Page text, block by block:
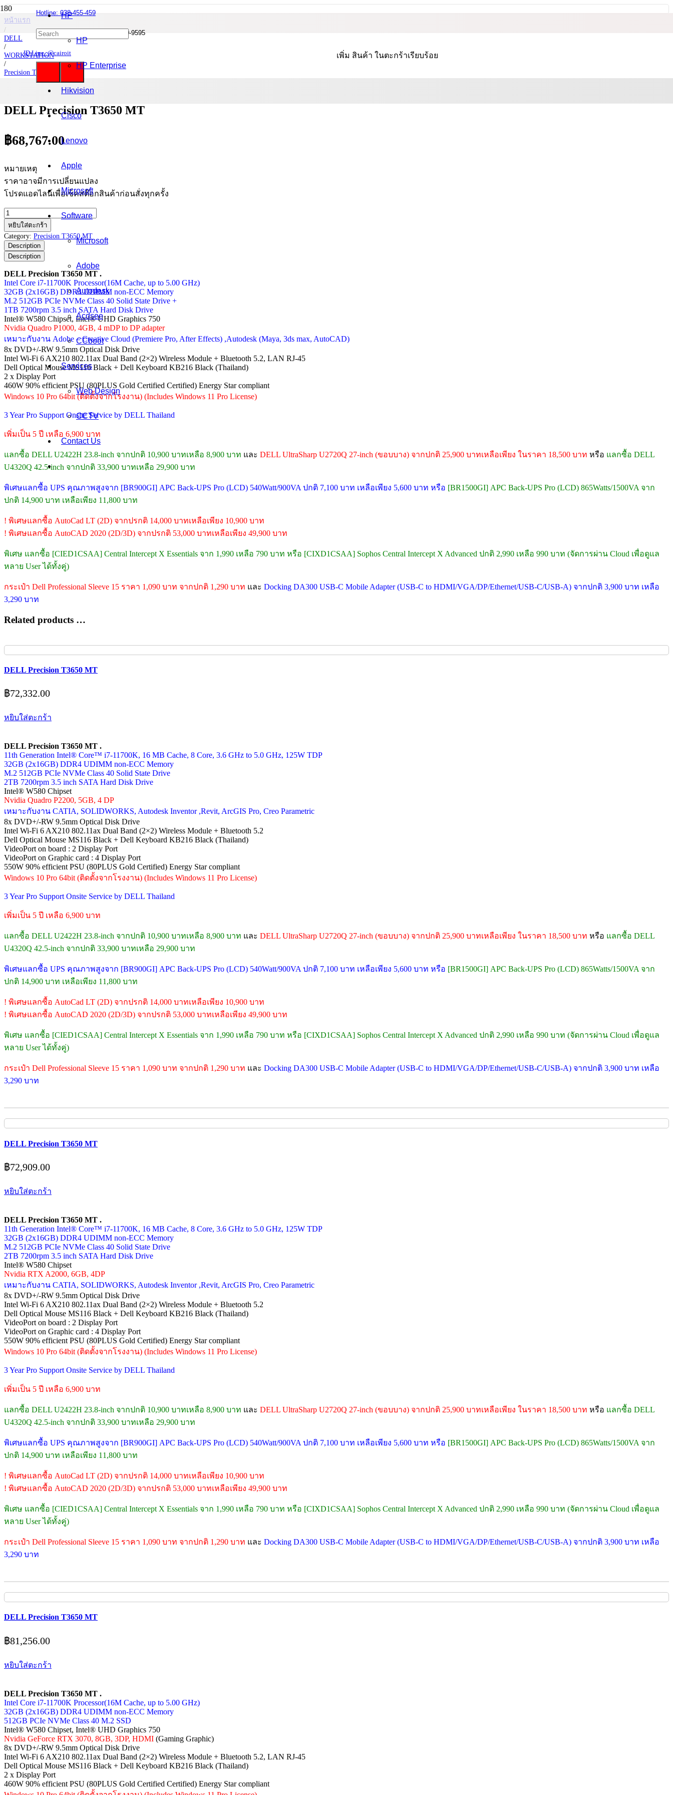
Hotline: 038-455-459
Mobile : 085-0844-555 / 090-980-9595
ID Line :@cairoit เพิ่ม สินค้า ในตะกร้าเรียบร้อย
HP
HP
HP Enterprise
Hikvision
Cisco
Lenovo
Apple
Microsoft
Software
Microsoft
Adobe
Autodesk
Acdsee
CCboot
Services
Web Design
CCTV
Contact Us
หน้าแรก
/
DELL
/
WORKSTATION
/
Precision T3650 MT
DELL Precision T3650 MT
DELL Precision T3650 MT
฿68,767.00
หมายเหตุ
ราคาอาจมีการเปลี่ยนแปลง
โปรดแอดไลน์เพื่อเช็คสต๊อกสินค้าก่อนสั่งทุกครั้ง
จำนวน
DELL
Precision
T3650
MT
ชิ้น
หยิบใส่ตะกร้า
Category: Precision T3650 MT
Description
Description
DELL Precision T3650 MT .
Intel Core i7-11700K Processor(16M Cache, up to 5.00 GHz)
32GB (2x16GB) DDR4 UDIMM non-ECC Memory
M.2 512GB PCIe NVMe Class 40 Solid State Drive +
1TB 7200rpm 3.5 inch SATA Hard Disk Drive
Intel® W580 Chipset, Intel® UHD Graphics 750
Nvidia Quadro P1000, 4GB, 4 mDP to DP adapter
เหมาะกับงาน Adobe – Creative Cloud (Premiere Pro, After Effects) ,Autodesk (Maya, 3ds max, AutoCAD)
8x DVD+/-RW 9.5mm Optical Disk Drive
Intel Wi-Fi 6 AX210 802.11ax Dual Band (2×2) Wireless Module + Bluetooth 5.2, LAN RJ-45
Dell Optical Mouse MS116 Black + Dell Keyboard KB216 Black (Thailand)
2 x Display Port
460W 90% efficient PSU (80PLUS Gold Certified Certified) Energy Star compliant
Windows 10 Pro 64bit (ติดตั้งจากโรงงาน) (Includes Windows 11 Pro License)
3 Year Pro Support Onsite Service by DELL Thailand
เพิ่มเป็น 5 ปี เหลือ 6,900 บาท
แลกซื้อ DELL U2422H 23.8-inch จากปกติ 10,900 บาทเหลือ 8,900 บาท และ DELL UltraSharp U2720Q 27-inch (ขอบบาง) จากปกติ 25,900 บาทเหลือเพียง ในราคา 18,500 บาท หรือ แลกซื้อ DELL
U4320Q 42.5-inch จากปกติ 33,900 บาทเหลือ 29,900 บาท
พิเศษแลกซื้อ UPS คุณภาพสูงจาก [BR900GI] APC Back-UPS Pro (LCD) 540Watt/900VA ปกติ 7,100 บาท เหลือเพียง 5,600 บาท หรือ [BR1500GI] APC Back-UPS Pro (LCD) 865Watts/1500VA จาก
ปกติ 14,900 บาท เหลือเพียง 11,800 บาท
! พิเศษแลกซื้อ AutoCad LT (2D) จากปรกติ 14,000 บาทเหลือเพียง 10,900 บาท
! พิเศษแลกซื้อ AutoCAD 2020 (2D/3D) จากปรกติ 53,000 บาทเหลือเพียง 49,900 บาท
พิเศษ แลกซื้อ [CIED1CSAA] Central Intercept X Essentials จาก 1,990 เหลือ 790 บาท หรือ [CIXD1CSAA] Sophos Central Intercept X Advanced ปกติ 2,990 เหลือ 990 บาท (จัดการผ่าน Cloud เพื่อดูแล
หลาย User ได้ทั้งคู่)
กระเป๋า Dell Professional Sleeve 15 ราคา 1,090 บาท จากปกติ 1,290 บาท และ Docking DA300 USB-C Mobile Adapter (USB-C to HDMI/VGA/DP/Ethernet/USB-C/USB-A) จากปกติ 3,900 บาท เหลือ
3,290 บาท
Related products …
DELL Precision T3650 MT
฿72,332.00
หยิบใส่ตะกร้า
DELL Precision T3650 MT .
11th Generation Intel® Core™ i7-11700K, 16 MB Cache, 8 Core, 3.6 GHz to 5.0 GHz, 125W TDP
32GB (2x16GB) DDR4 UDIMM non-ECC Memory
M.2 512GB PCIe NVMe Class 40 Solid State Drive
2TB 7200rpm 3.5 inch SATA Hard Disk Drive
Intel® W580 Chipset
Nvidia Quadro P2200, 5GB, 4 DP
เหมาะกับงาน CATIA, SOLIDWORKS, Autodesk Inventor ,Revit, ArcGIS Pro, Creo Parametric
8x DVD+/-RW 9.5mm Optical Disk Drive
Intel Wi-Fi 6 AX210 802.11ax Dual Band (2×2) Wireless Module + Bluetooth 5.2
Dell Optical Mouse MS116 Black + Dell Keyboard KB216 Black (Thailand)
VideoPort on board : 2 Display Port
VideoPort on Graphic card : 4 Display Port
550W 90% efficient PSU (80PLUS Gold Certified) Energy Star compliant
Windows 10 Pro 64bit (ติดตั้งจากโรงงาน) (Includes Windows 11 Pro License)
3 Year Pro Support Onsite Service by DELL Thailand
เพิ่มเป็น 5 ปี เหลือ 6,900 บาท
แลกซื้อ DELL U2422H 23.8-inch จากปกติ 10,900 บาทเหลือ 8,900 บาท และ DELL UltraSharp U2720Q 27-inch (ขอบบาง) จากปกติ 25,900 บาทเหลือเพียง ในราคา 18,500 บาท หรือ แลกซื้อ DELL
U4320Q 42.5-inch จากปกติ 33,900 บาทเหลือ 29,900 บาท
พิเศษแลกซื้อ UPS คุณภาพสูงจาก [BR900GI] APC Back-UPS Pro (LCD) 540Watt/900VA ปกติ 7,100 บาท เหลือเพียง 5,600 บาท หรือ [BR1500GI] APC Back-UPS Pro (LCD) 865Watts/1500VA จาก
ปกติ 14,900 บาท เหลือเพียง 11,800 บาท
! พิเศษแลกซื้อ AutoCad LT (2D) จากปรกติ 14,000 บาทเหลือเพียง 10,900 บาท
! พิเศษแลกซื้อ AutoCAD 2020 (2D/3D) จากปรกติ 53,000 บาทเหลือเพียง 49,900 บาท
พิเศษ แลกซื้อ [CIED1CSAA] Central Intercept X Essentials จาก 1,990 เหลือ 790 บาท หรือ [CIXD1CSAA] Sophos Central Intercept X Advanced ปกติ 2,990 เหลือ 990 บาท (จัดการผ่าน Cloud เพื่อดูแล
หลาย User ได้ทั้งคู่)
กระเป๋า Dell Professional Sleeve 15 ราคา 1,090 บาท จากปกติ 1,290 บาท และ Docking DA300 USB-C Mobile Adapter (USB-C to HDMI/VGA/DP/Ethernet/USB-C/USB-A) จากปกติ 3,900 บาท เหลือ
3,290 บาท
DELL Precision T3650 MT
฿72,909.00
หยิบใส่ตะกร้า
DELL Precision T3650 MT .
11th Generation Intel® Core™ i7-11700K, 16 MB Cache, 8 Core, 3.6 GHz to 5.0 GHz, 125W TDP
32GB (2x16GB) DDR4 UDIMM non-ECC Memory
M.2 512GB PCIe NVMe Class 40 Solid State Drive
2TB 7200rpm 3.5 inch SATA Hard Disk Drive
Intel® W580 Chipset
Nvidia RTX A2000, 6GB, 4DP
เหมาะกับงาน CATIA, SOLIDWORKS, Autodesk Inventor ,Revit, ArcGIS Pro, Creo Parametric
8x DVD+/-RW 9.5mm Optical Disk Drive
Intel Wi-Fi 6 AX210 802.11ax Dual Band (2×2) Wireless Module + Bluetooth 5.2
Dell Optical Mouse MS116 Black + Dell Keyboard KB216 Black (Thailand)
VideoPort on board : 2 Display Port
VideoPort on Graphic card : 4 Display Port
550W 90% efficient PSU (80PLUS Gold Certified) Energy Star compliant
Windows 10 Pro 64bit (ติดตั้งจากโรงงาน) (Includes Windows 11 Pro License)
3 Year Pro Support Onsite Service by DELL Thailand
เพิ่มเป็น 5 ปี เหลือ 6,900 บาท
แลกซื้อ DELL U2422H 23.8-inch จากปกติ 10,900 บาทเหลือ 8,900 บาท และ DELL UltraSharp U2720Q 27-inch (ขอบบาง) จากปกติ 25,900 บาทเหลือเพียง ในราคา 18,500 บาท หรือ แลกซื้อ DELL
U4320Q 42.5-inch จากปกติ 33,900 บาทเหลือ 29,900 บาท
พิเศษแลกซื้อ UPS คุณภาพสูงจาก [BR900GI] APC Back-UPS Pro (LCD) 540Watt/900VA ปกติ 7,100 บาท เหลือเพียง 5,600 บาท หรือ [BR1500GI] APC Back-UPS Pro (LCD) 865Watts/1500VA จาก
ปกติ 14,900 บาท เหลือเพียง 11,800 บาท
! พิเศษแลกซื้อ AutoCad LT (2D) จากปรกติ 14,000 บาทเหลือเพียง 10,900 บาท
! พิเศษแลกซื้อ AutoCAD 2020 (2D/3D) จากปรกติ 53,000 บาทเหลือเพียง 49,900 บาท
พิเศษ แลกซื้อ [CIED1CSAA] Central Intercept X Essentials จาก 1,990 เหลือ 790 บาท หรือ [CIXD1CSAA] Sophos Central Intercept X Advanced ปกติ 2,990 เหลือ 990 บาท (จัดการผ่าน Cloud เพื่อดูแล
หลาย User ได้ทั้งคู่)
กระเป๋า Dell Professional Sleeve 15 ราคา 1,090 บาท จากปกติ 1,290 บาท และ Docking DA300 USB-C Mobile Adapter (USB-C to HDMI/VGA/DP/Ethernet/USB-C/USB-A) จากปกติ 3,900 บาท เหลือ
3,290 บาท
DELL Precision T3650 MT
฿81,256.00
หยิบใส่ตะกร้า
DELL Precision T3650 MT .
Intel Core i7-11700K Processor(16M Cache, up to 5.00 GHz)
32GB (2x16GB) DDR4 UDIMM non-ECC Memory
512GB PCIe NVMe Class 40 M.2 SSD
Intel® W580 Chipset, Intel® UHD Graphics 750
Nvidia GeForce RTX 3070, 8GB, 3DP, HDMI (Gaming Graphic)
8x DVD+/-RW 9.5mm Optical Disk Drive
Intel Wi-Fi 6 AX210 802.11ax Dual Band (2×2) Wireless Module + Bluetooth 5.2, LAN RJ-45
Dell Optical Mouse MS116 Black + Dell Keyboard KB216 Black (Thailand)
2 x Display Port
460W 90% efficient PSU (80PLUS Gold Certified Certified) Energy Star compliant